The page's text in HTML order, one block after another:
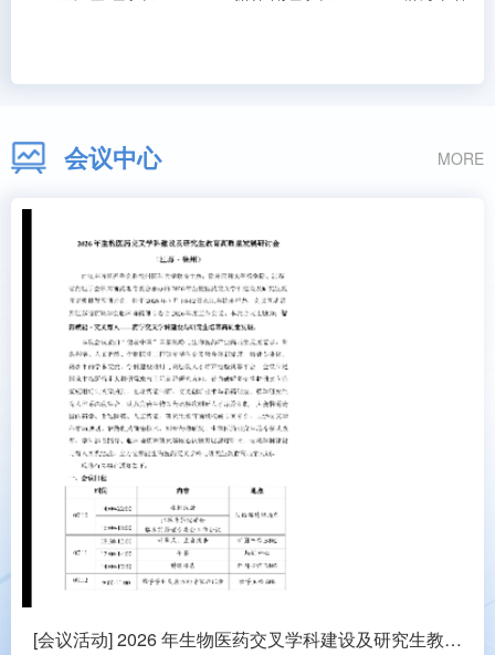
会议中心 MORE
[会议活动] 2026 年生物医药交叉学科建设及研究生教育高质量发展研讨会